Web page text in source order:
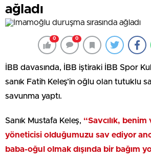
ağladı
0 0
İBB davasında, İBB iştiraki İBB Spor
sanık Fatih Keleş’in oğlu olan tutuklu
savunma yaptı.
Sanık Mustafa Keleş, “Savcılık,
yöneticisi olduğumuzu sav ediyor
baba-oğul olmak dışında bir bağım